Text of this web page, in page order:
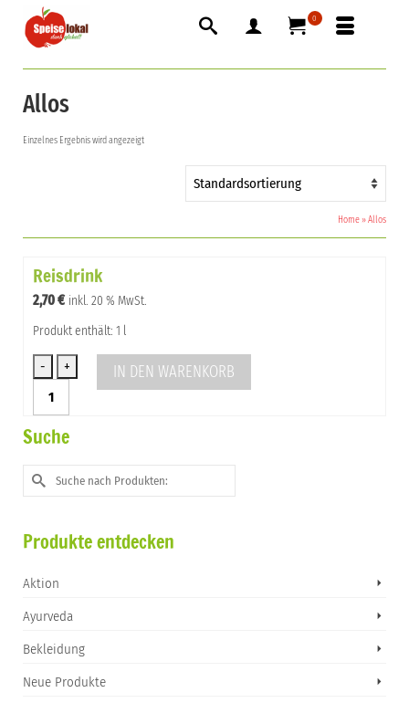
0
Allos
Einzelnes Ergebnis wird angezeigt
Home »Allos
Reisdrink
2,70€ inkl. 20 % MwSt.
Produkt enthält: 1 l
Menge
IN DEN WARENKORB
Suche
Suche
nach:
Produkte entdecken
Aktion
Ayurveda
Bekleidung
Neue Produkte